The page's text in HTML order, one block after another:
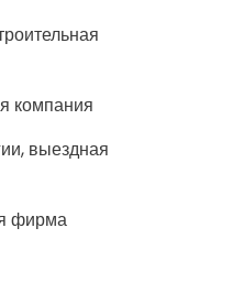
компания
выездная
фирма